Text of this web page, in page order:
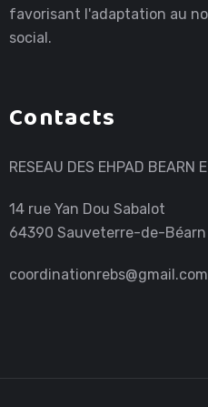
favorisant l'adaptation au
social.
Contacts
RESEAU DES EHPAD BEARN
14 rue Yan Dou Sabalot
64390 Sauveterre-de-Béarn
coordinationrebs@gmail.com